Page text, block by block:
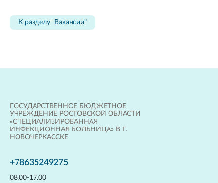
К разделу "Вакансии"
ГОСУДАРСТВЕННОЕ БЮДЖЕТНОЕ
УЧРЕЖДЕНИЕ РОСТОВСКОЙ ОБЛАСТИ
«СПЕЦИАЛИЗИРОВАННАЯ
ИНФЕКЦИОННАЯ БОЛЬНИЦА» В Г.
НОВОЧЕРКАССКЕ
+78635249275
08.00-17.00